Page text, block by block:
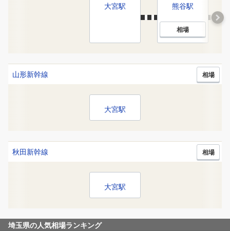
大宮駅 熊谷駅
相場
山形新幹線 相場
大宮駅
秋田新幹線 相場
大宮駅
埼玉県の人気相場ランキング